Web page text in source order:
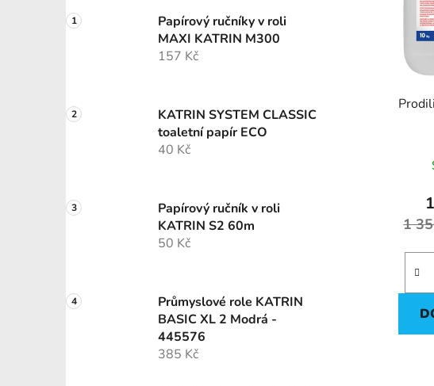
Papírový ručníky v roli
MAXI KATRIN M300
157 Kč
KATRIN SYSTEM CLASSIC
toaletní papír ECO
40 Kč
Papírový ručník v roli
KATRIN S2 60m
50 Kč
Průmyslové role KATRIN
BASIC XL 2 Modrá -
445576
385 Kč
1